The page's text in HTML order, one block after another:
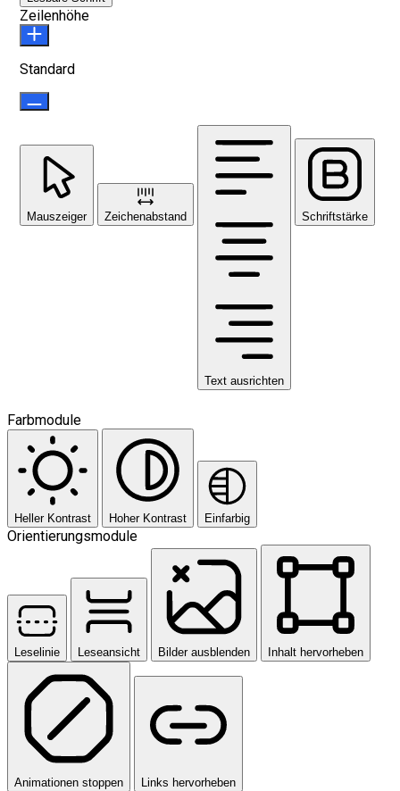
Zeilenhöhe
Standard
Mauszeiger Zeichenabstand
Text ausrichten
Schriftstärke
Farbmodule
Heller Kontrast Hoher Kontrast Einfarbig
Orientierungsmodule
Leselinie Leseansicht Bilder ausblenden Inhalt hervorheben
Animationen stoppen Links hervorheben